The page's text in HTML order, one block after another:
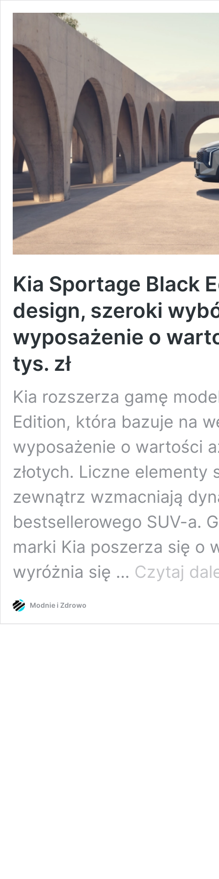
Kia Sportage Black
design, szeroki
wyposażenie o
tys. zł
Kia rozszerza gamę
Edition, która bazuje na
wyposażenie o wartości
złotych. Liczne
zewnątrz wzmacniają
bestsellerowego SUV-a.
marki Kia poszerza się o
wyróżnia się … Czytaj
Modnie i Zdrowo